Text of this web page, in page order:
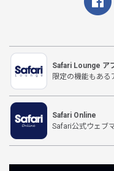
Safari Lounge ア
限定の機能もあ
Safari Online
Safari公式ウェブ